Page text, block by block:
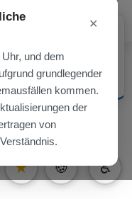
♿
🍪
Mehr erfahren
★
✕
und dem
grundlegender
kommen.
der
von